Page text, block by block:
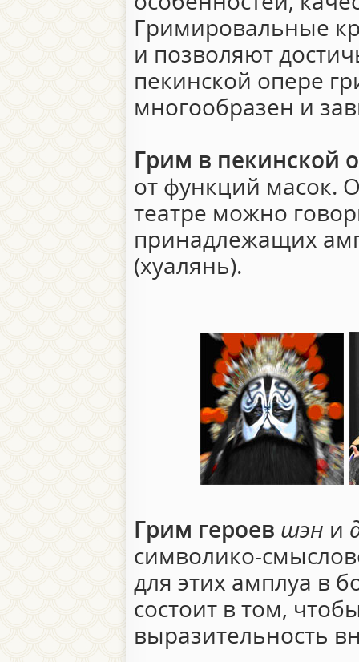
Гримировальные
и позволяют
пекинской опере
многообразен и
Грим в пекинской
от функций масок.
театре можно
принадлежащих
(хуалянь).
Грим героев шэн и
символико-
для этих амплуа в
состоит в том,
выразительность